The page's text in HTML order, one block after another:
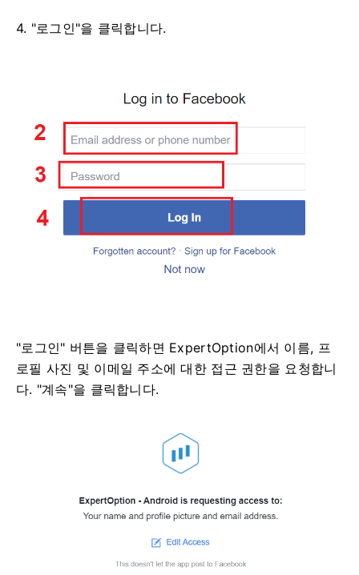
4. "로그인"을 클릭합니다.
"로그인" 버튼을 클릭하면 ExpertOption에서 이름, 프
로필 사진 및 이메일 주소에 대한 접근 권한을 요청합니
다. "계속"을 클릭합니다.